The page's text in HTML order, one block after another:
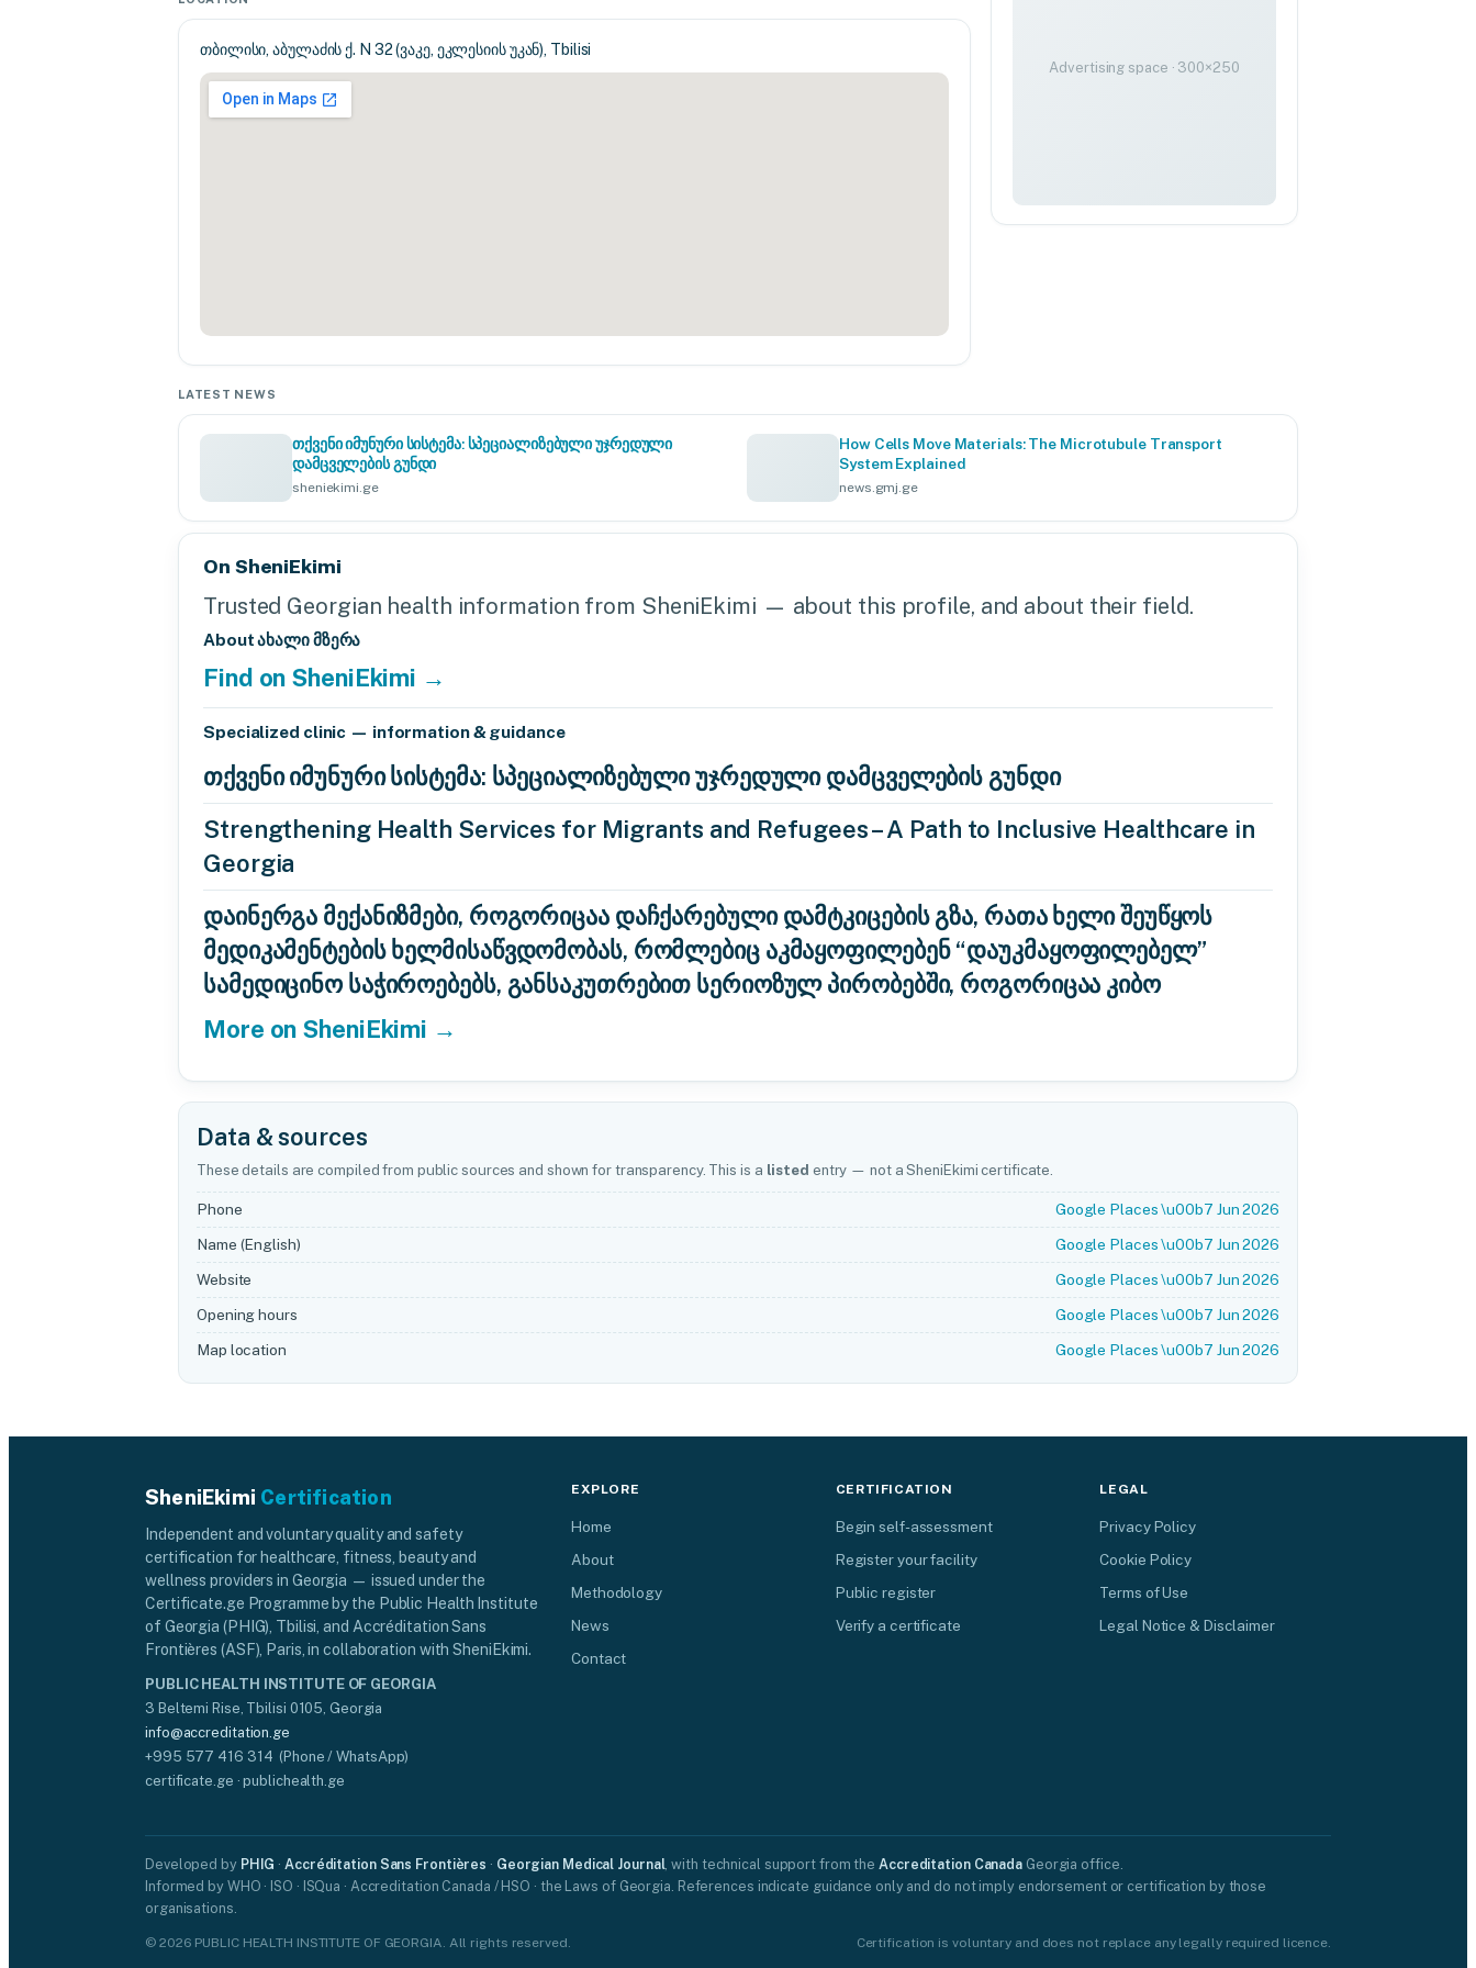
თბილისი, აბულაძის ქ. N 32 (ვაკე, ეკლესიის უკან), Tbilisi
Advertising space · 300×250
LATEST NEWS
თქვენი იმუნური სისტემა: სპეციალიზებული უჯრედული
დამცველების გუნდი
sheniekimi.ge
How Cells Move Materials: The Microtubule Transport
System Explained
news.gmj.ge
On SheniEkimi
Trusted Georgian health information from SheniEkimi — about this profile, and about their field.
About ახალი მზერა
Find on SheniEkimi →
Specialized clinic — information & guidance
თქვენი იმუნური სისტემა: სპეციალიზებული უჯრედული დამცველების გუნდი
Strengthening Health Services for Migrants and Refugees – A Path to Inclusive Healthcare in
Georgia
დაინერგა მექანიზმები, როგორიცაა დაჩქარებული დამტკიცების გზა, რათა ხელი შეუწყოს
მედიკამენტების ხელმისაწვდომობას, რომლებიც აკმაყოფილებენ “დაუკმაყოფილებელ”
სამედიცინო საჭიროებებს, განსაკუთრებით სერიოზულ პირობებში, როგორიცაა კიბო
More on SheniEkimi →
Data & sources
These details are compiled from public sources and shown for transparency. This is a listed entry — not a SheniEkimi certificate.
Phone
Google Places \u00b7 Jun 2026
Name (English)
Google Places \u00b7 Jun 2026
Website
Google Places \u00b7 Jun 2026
Opening hours
Google Places \u00b7 Jun 2026
Map location
Google Places \u00b7 Jun 2026
SheniEkimi Certification
Independent and voluntary quality and safety
certification for healthcare, fitness, beauty and
wellness providers in Georgia — issued under the
Certificate.ge Programme by the Public Health Institute
of Georgia (PHIG), Tbilisi, and Accréditation Sans
Frontières (ASF), Paris, in collaboration with SheniEkimi.
PUBLIC HEALTH INSTITUTE OF GEORGIA
3 Beltemi Rise, Tbilisi 0105, Georgia
info@accreditation.ge
+995 577 416 314 (Phone / WhatsApp)
certificate.ge · publichealth.ge
EXPLORE
Home
About
Methodology
News
Contact
CERTIFICATION
Begin self-assessment
Register your facility
Public register
Verify a certificate
LEGAL
Privacy Policy
Cookie Policy
Terms of Use
Legal Notice & Disclaimer
Developed by PHIG ·Accréditation Sans Frontières · Georgian Medical Journal, with technical support from theAccreditation Canada Georgia office.
Informed by WHO · ISO · ISQua · Accreditation Canada / HSO · the Laws of Georgia. References indicate guidance only and do not imply endorsement or certification by those
organisations.
© 2026 PUBLIC HEALTH INSTITUTE OF GEORGIA. All rights reserved. Certification is voluntary and does not replace any legally required licence.